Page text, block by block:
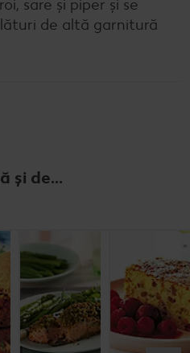
sare și piper și se
de altă garnitură
și de...
Cel mult 60 minute
Simplu
crustă de
pesto
Cel mult 60 minute